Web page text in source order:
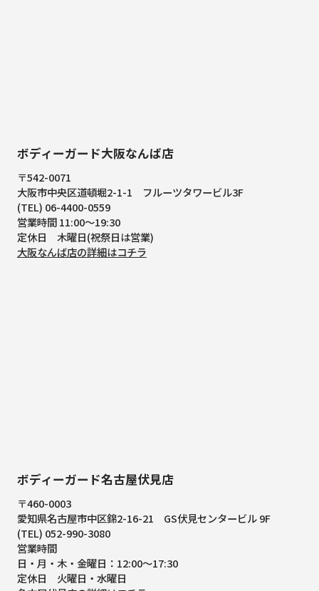
ボディーガード大阪なんば店
〒542-0071
大阪市中央区道頓堀2-1-1
フルーツタワービル3F
(TEL) 06-4400-0559
営業時間 11:00～19:30
定休日 木曜日(祝祭日は営業)
大阪なんば店の詳細はコチラ
ボディーガード名古屋伏見店
〒460-0003
愛知県名古屋市中区錦2-16-21 GS伏見センタービル 9F
(TEL) 052-990-3080
営業時間
日・月・木・金曜日：12:00～17:30
定休日 火曜日・水曜日